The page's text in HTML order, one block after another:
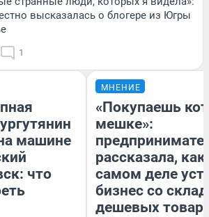
высказалась о блогере из Югры
1
машине
что
МНЕНИЕ
«Покупаешь
мешке»:
рассказала, как
самом деле
бизнес со
дешевых